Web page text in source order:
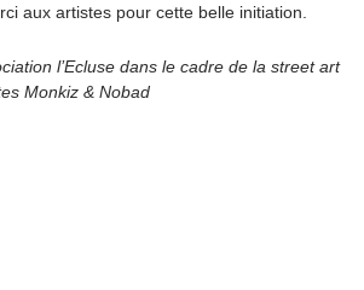
aux artistes pour cette belle initiation.
l’Ecluse dans le cadre de la street art
Monkiz & Nobad